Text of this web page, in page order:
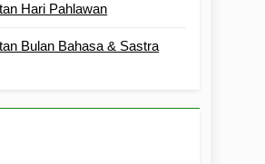
Hari Pahlawan
Bulan Bahasa & Sastra